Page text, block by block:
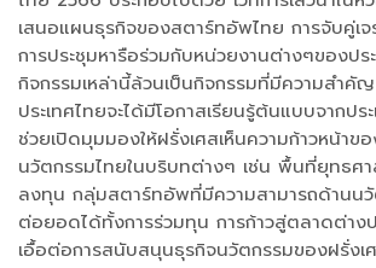
เสนอแผนธุรกิจของสตาร์ทอัพไทย การจับคู่เจ
การประชุมหารือร่วมกับหน่วยงานต่างๆของปร
กิจกรรมเหล่านี้ล้วนเป็นกิจกรรมที่มีความสำคัญ
ประเทศไทยจะได้มีโอกาสเรียนรู้ต้นแบบจากป
ช่วยเปิดมุมมองให้ฝรั่งเศสเห็นความก้าวหน้าขอ
นวัตกรรมไทยในบริบทต่างๆ เช่น พื้นที่ยุทธศ
ลงทุน กลุ่มสตาร์ทอัพที่มีความสามารถด้านน
ต่อยอดได้ทั้งการร่วมทุน การก้าวสู่ตลาดต่าง
เอื้อต่อการสนับสนุนธุรกิจนวัตกรรมของฝรั่งเ